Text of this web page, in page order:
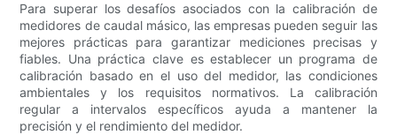
Para superar los desafíos asociados con la calibración de
medidores de caudal másico, las empresas pueden seguir las
mejores prácticas para garantizar mediciones precisas y
fiables. Una práctica clave es establecer un programa de
calibración basado en el uso del medidor, las condiciones
ambientales y los requisitos normativos. La calibración
regular a intervalos específicos ayuda a mantener la
precisión y el rendimiento del medidor.